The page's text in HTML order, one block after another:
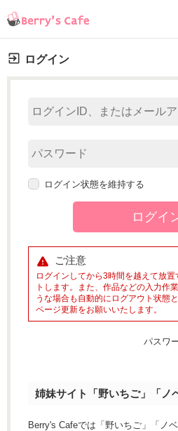
ログイン
ログイン状態を維持する
ご注意
ログインしてから3時間を越えて放
トします。また、作品などの入力作
うな場合も自動的にログアウト状態
ページ更新をお願いいたします。
パスワ
姉妹サイト「野いちご」「ノ
Berry's Cafeでは「野いちご」「ノ